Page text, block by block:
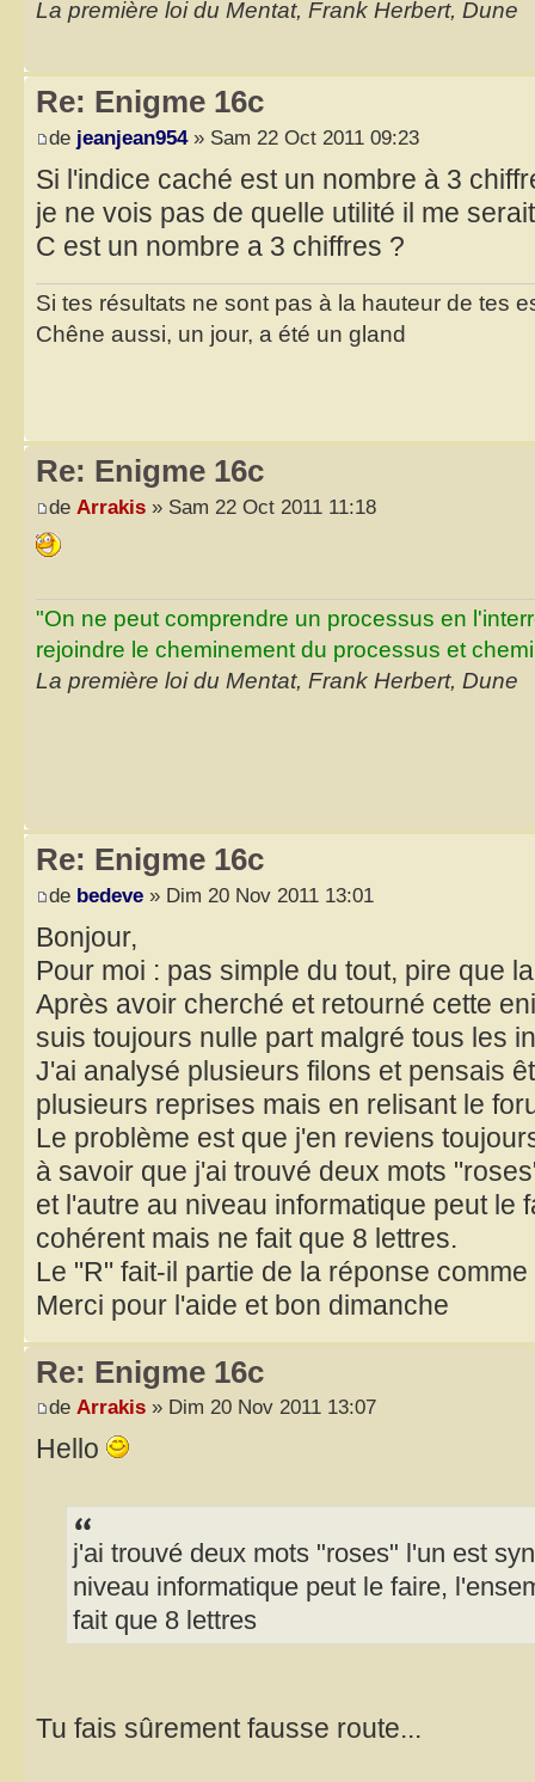
La première loi du Mentat, Frank Herbert, Dune
Re: Enigme 16c
de jeanjean954» Sam 22 Oct 2011 09:23
Si l'indice caché est un nombre à 3
je ne vois pas de quelle utilité il me
C est un nombre a 3 chiffres ?
Si tes résultats ne sont pas à la hauteur de tes
Chêne aussi, un jour, a été un gland
Re: Enigme 16c
de Arrakis » Sam 22 Oct 2011 11:18
"On ne peut comprendre un processus en
rejoindre le cheminement du processus et
La première loi du Mentat, Frank Herbert, Dune
Re: Enigme 16c
de bedeve » Dim 20 Nov 2011 13:01
Bonjour,
Pour moi : pas simple du tout, pire que
Après avoir cherché et retourné cette
suis toujours nulle part malgré tous les
J'ai analysé plusieurs filons et pensais
plusieurs reprises mais en relisant le
Le problème est que j'en reviens
à savoir que j'ai trouvé deux mots
et l'autre au niveau informatique peut le
cohérent mais ne fait que 8 lettres.
Le "R" fait-il partie de la réponse
Merci pour l'aide et bon dimanche
Re: Enigme 16c
de Arrakis » Dim 20 Nov 2011 13:07
Hello
j'ai trouvé deux mots "roses" l'un est
niveau informatique peut le faire,
fait que 8 lettres
Tu fais sûrement fausse route...